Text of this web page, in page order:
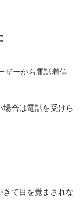
ザーから電話着信
場合は電話を受けら
きて目を覚まされな